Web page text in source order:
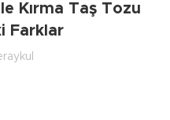
Kırma Taş Tozu
Farklar